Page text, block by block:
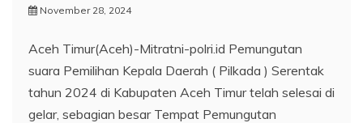
November 28, 2024
Aceh Timur(Aceh)-Mitratni-polri.id Pemungutan
suara Pemilihan Kepala Daerah ( Pilkada ) Serentak
tahun 2024 di Kabupaten Aceh Timur telah selesai di
gelar, sebagian besar Tempat Pemungutan